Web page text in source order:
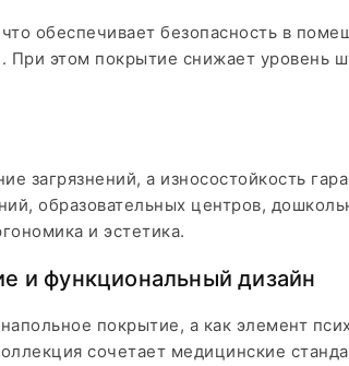
обеспечивает безопасность в
При этом покрытие снижает уровень
загрязнений, а износостойкость
образовательных центров,
и эстетика.
и функциональный дизайн
покрытие, а как элемент
сочетает медицинские